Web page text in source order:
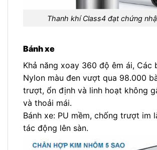
Thanh khí Class4 đạt chứng
Bánh xe
Khả năng xoay 360 độ êm ái, Các
Nylon màu đen vượt qua 98.000
trượt, ổn định và linh hoạt không
và thoải mái.
Bánh xe: PU mềm, chống trượt im
tác động lên sàn.